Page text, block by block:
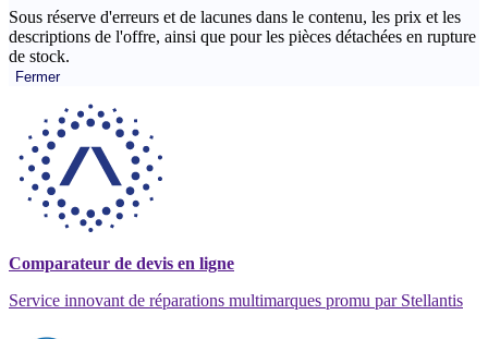
Sous réserve d'erreurs et de lacunes dans le contenu, les prix et les
descriptions de l'offre, ainsi que pour les pièces détachées en rupture
de stock.
Fermer
Comparateur de devis en ligne
Service innovant de réparations multimarques promu par Stellantis